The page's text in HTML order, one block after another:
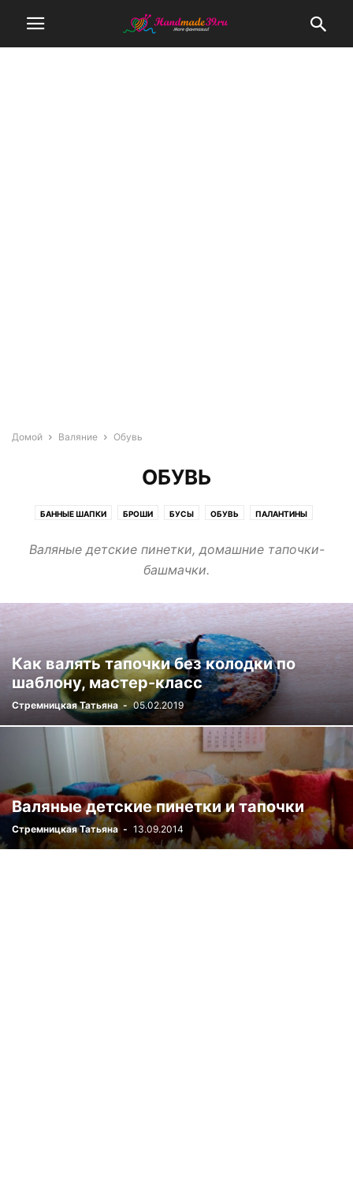
Домой Валяние Обувь
ОБУВЬ
БАННЫЕ ШАПКИ БРОШИ БУСЫ ОБУВЬ ПАЛАНТИНЫ
Валяные детские пинетки, домашние тапочки-
башмачки.
Как валять тапочки без колодки по
шаблону, мастер-класс
Стремницкая Татьяна - 05.02.2019
Валяные детские пинетки и тапочки
Стремницкая Татьяна - 13.09.2014